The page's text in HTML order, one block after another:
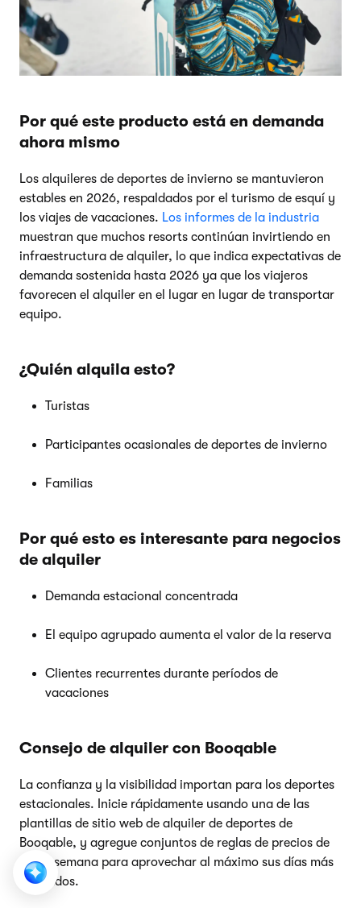
Por qué este producto está en demanda
ahora mismo
Los alquileres de deportes de invierno se mantuvieron
estables en 2026, respaldados por el turismo de esquí y
los viajes de vacaciones. Los informes de la industria
muestran que muchos resorts continúan invirtiendo en
infraestructura de alquiler, lo que indica expectativas de
demanda sostenida hasta 2026 ya que los viajeros
favorecen el alquiler en el lugar en lugar de transportar
equipo.
¿Quién alquila esto?
Turistas
Participantes ocasionales de deportes de invierno
Familias
Por qué esto es interesante para negocios
de alquiler
Demanda estacional concentrada
El equipo agrupado aumenta el valor de la reserva
Clientes recurrentes durante períodos de
vacaciones
Consejo de alquiler con Booqable
La confianza y la visibilidad importan para los deportes
estacionales. Inicie rápidamente usando una de las
plantillas de sitio web de alquiler de deportes de
Booqable, y agregue conjuntos de reglas de precios de
fin de semana para aprovechar al máximo sus días más
ocupados.